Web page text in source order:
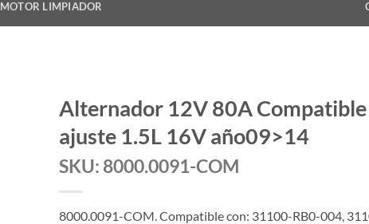
MOTOR LIMPIADOR
Alternador 12V 80A
ajuste 1.5L 16V año09>14
SKU: 8000.0091-COM
8000.0091-COM. Compatible con: 31100-RB0-004,